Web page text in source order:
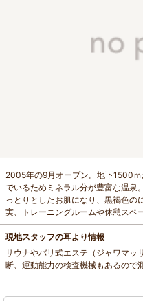
2005年の9月オープン。地下1500
でいるためミネラル分が豊富な温泉
っとりとしたお肌になり、黒褐色の
実、トレーニングルームや休憩スペ
現地スタッフの耳より情報
サウナやバリ式エステ（ジャワマッ
断、運動能力の検査機械もあるので